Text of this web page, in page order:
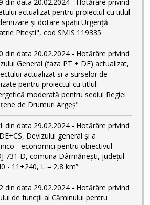
actualizat pentru proiectul cu titlul
și dotare spații Urgență
Pitești", cod SMIS 119335
din data 20.02.2024 - Hotărâre privind
General (faza PT + DE) actualizat,
actualizat si a surselor de
pentru proiectul cu titlul:
moderată pentru sediul Regiei
de Drumuri Argeș"
din data 29.02.2024 - Hotărâre privind
Devizului general și a
- economici pentru obiectivul
731 D, comuna Dârmănești, județul
- 11+240, L = 2,8 km”
din data 29.02.2024 - Hotărâre privind
de funcţii al Căminului pentru